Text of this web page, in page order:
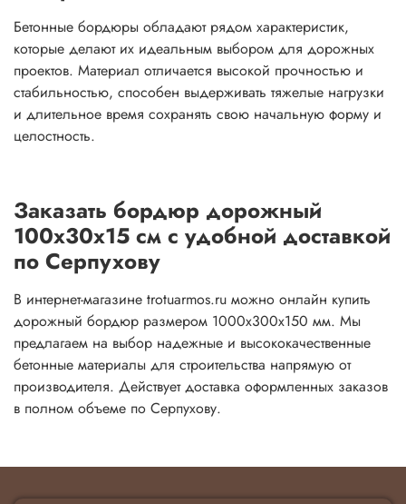
Бетонные бордюры обладают рядом характеристик,
которые делают их идеальным выбором для дорожных
проектов. Материал отличается высокой прочностью и
стабильностью, способен выдерживать тяжелые нагрузки
и длительное время сохранять свою начальную форму и
целостность.
Заказать бордюр дорожный
100х30х15 см с удобной доставкой
по Серпухову
В интернет-магазине trotuarmos.ru можно онлайн купить
дорожный бордюр размером 1000х300х150 мм. Мы
предлагаем на выбор надежные и высококачественные
бетонные материалы для строительства напрямую от
производителя. Действует доставка оформленных заказов
в полном объеме по Серпухову.